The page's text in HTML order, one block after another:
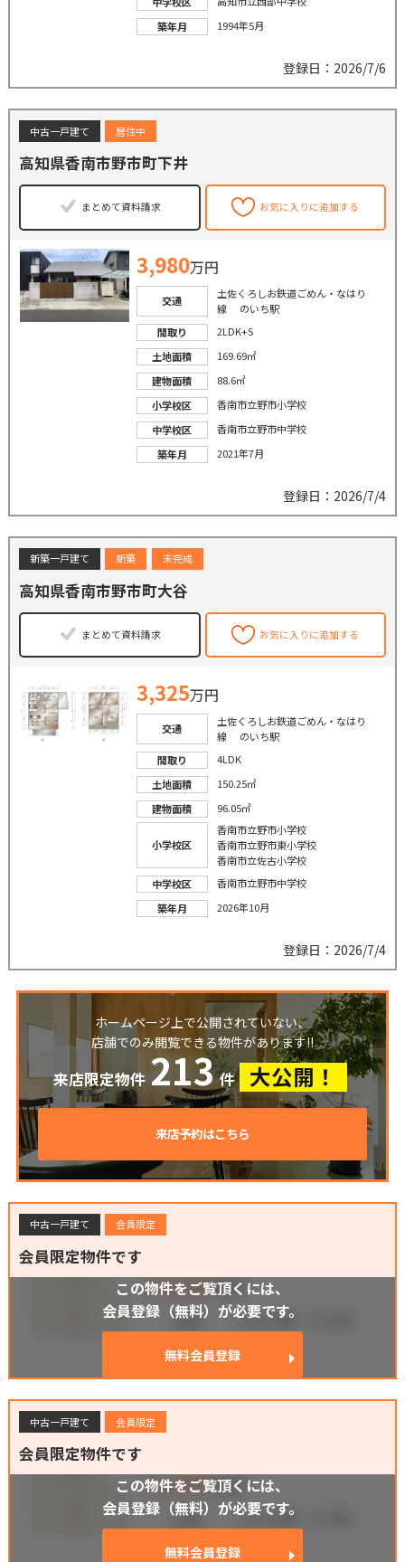
築年月
1994年5月
登録日：2026/7/6
中古一戸建て 居住中
高知県香南市野市町下井
まとめて資料請求 お気に入りに追加する
3,980万円
交通
土佐くろしお鉄道ごめん・なはり
線 のいち駅
間取り
2LDK+S
土地面積
169.69㎡
建物面積
88.6㎡
小学校区
香南市立野市小学校
中学校区
香南市立野市中学校
築年月
2021年7月
登録日：2026/7/4
新築一戸建て 新築 未完成
高知県香南市野市町大谷
まとめて資料請求 お気に入りに追加する
3,325万円
交通
土佐くろしお鉄道ごめん・なはり
線 のいち駅
間取り
4LDK
土地面積
150.25㎡
建物面積
96.05㎡
小学校区
香南市立野市小学校
香南市立野市東小学校
香南市立佐古小学校
中学校区
香南市立野市中学校
築年月
2026年10月
登録日：2026/7/4
ホームページ上で公開されていない、
店舗でのみ閲覧できる物件があります!!
来店限定物件 213 件 大公開！
来店予約はこちら
中古一戸建て 会員限定
会員限定物件です
この物件をご覧頂くには、
会員登録（無料）が必要です。
無料会員登録
中古一戸建て 会員限定
会員限定物件です
この物件をご覧頂くには、
会員登録（無料）が必要です。
無料会員登録